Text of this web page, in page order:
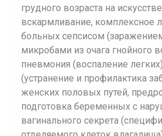
грудного возраста на
вскармливание, комплексное
больных сепсисом
микробами из очага гнойного
пневмония (воспаление
(устранение и профилактика
женских половых путей,
подготовка беременных с
вагинального секрета